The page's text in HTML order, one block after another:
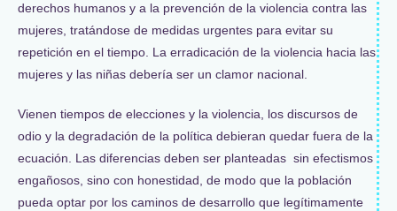
derechos humanos y a la prevención de la violencia contra las
mujeres, tratándose de medidas urgentes para evitar su
repetición en el tiempo. La erradicación de la violencia hacia las
mujeres y las niñas debería ser un clamor nacional.
Vienen tiempos de elecciones y la violencia, los discursos de
odio y la degradación de la política debieran quedar fuera de la
ecuación. Las diferencias deben ser planteadas sin efectismos
engañosos, sino con honestidad, de modo que la población
pueda optar por los caminos de desarrollo que legítimamente